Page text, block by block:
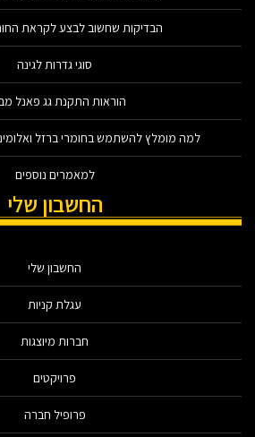
הבדיקות שחשוב לבצע לקראת
סוגי גדרות לגינה
הוראות התקנת גג פאנל
למה מומלץ להשתמש בחומרי ברזל
למאמרים נוספים
החשבון שלי
החשבון שלי
עגלת קניות
חברות מיוצגות
פרויקטים
פרופיל חברה